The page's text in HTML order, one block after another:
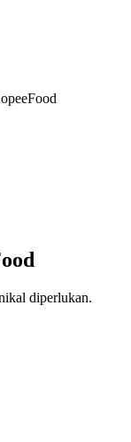
diperlukan.